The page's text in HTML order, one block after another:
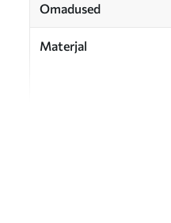
Omadused
Materjal